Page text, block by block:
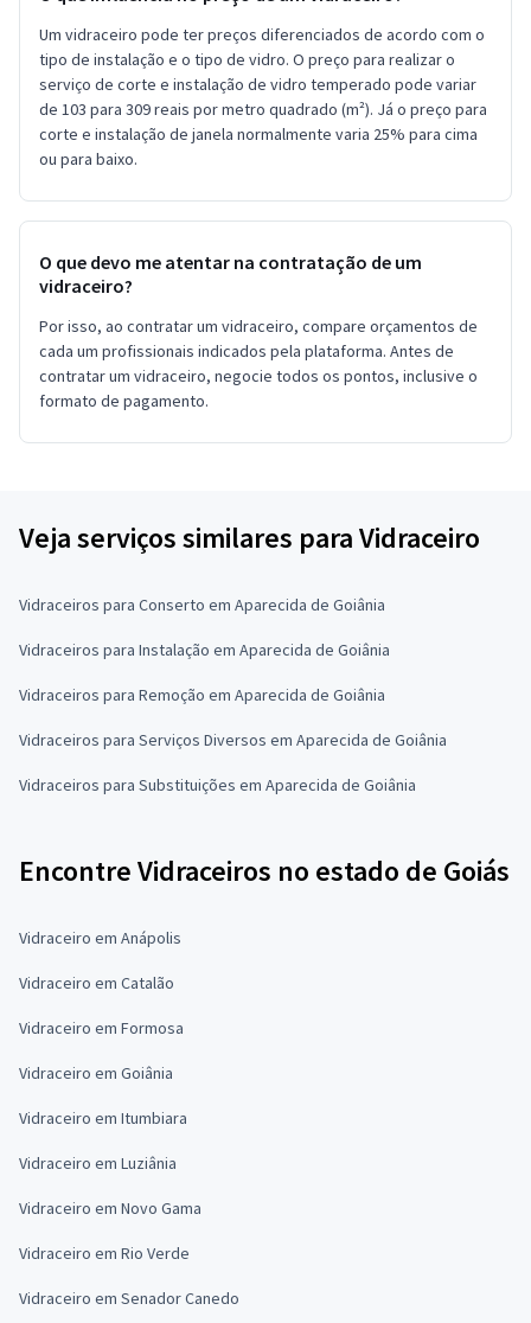
Um vidraceiro pode ter preços diferenciados de acordo com o
tipo de instalação e o tipo de vidro. O preço para realizar o
serviço de corte e instalação de vidro temperado pode variar
de 103 para 309 reais por metro quadrado (m²). Já o preço para
corte e instalação de janela normalmente varia 25% para cima
ou para baixo.
O que devo me atentar na contratação de um
vidraceiro?
Por isso, ao contratar um vidraceiro, compare orçamentos de
cada um profissionais indicados pela plataforma. Antes de
contratar um vidraceiro, negocie todos os pontos, inclusive o
formato de pagamento.
Veja serviços similares para Vidraceiro
Vidraceiros para Conserto em Aparecida de Goiânia
Vidraceiros para Instalação em Aparecida de Goiânia
Vidraceiros para Remoção em Aparecida de Goiânia
Vidraceiros para Serviços Diversos em Aparecida de Goiânia
Vidraceiros para Substituições em Aparecida de Goiânia
Encontre Vidraceiros no estado de Goiás
Vidraceiro em Anápolis
Vidraceiro em Catalão
Vidraceiro em Formosa
Vidraceiro em Goiânia
Vidraceiro em Itumbiara
Vidraceiro em Luziânia
Vidraceiro em Novo Gama
Vidraceiro em Rio Verde
Vidraceiro em Senador Canedo